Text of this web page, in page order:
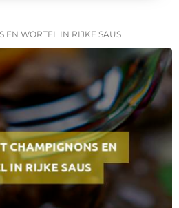
EN WORTEL IN RIJKE SAUS